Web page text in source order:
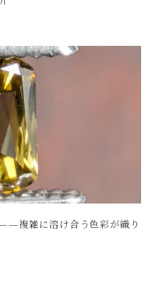
複雑に溶け合う色彩が織り